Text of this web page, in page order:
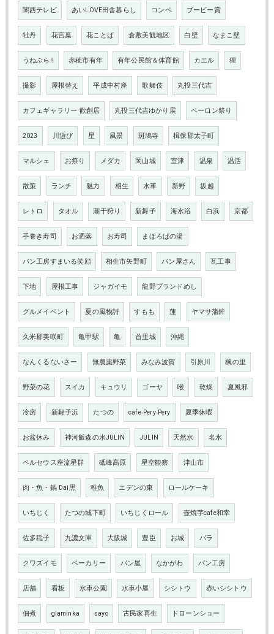
関西テレビ あいLOVE田舎暮らし コンペ ブービー賞
牡丹 花言葉 花ことば 倉敷美観地区 白壁 なまこ壁
うねぶら‼ 赤穂市有年 有年公民館＆体育館 カエル 狸
撮影 屋根替え 平成中村座 歌舞伎 丸投三代吉
カフェギャラリー 歡創居 丸投三代吉ゆかり展 ペーロン祭り
2023 川遊び 星 風景 斑鳩寺 揖保郡太子町
マルシェ お祭り メダカ 岡山城 室津 温泉 温活
散策 ランチ 魅力 相生 水車 新野 坂越
レトロ タオル 潮干狩り 新舞子 海水浴 白浜 京都
手巻き寿司 お洒落 お寿司 まほろばの湯
パン工房すまいる笑顔 相生市矢野町 パン屋さん 瓦工事
下地 屋根工事 ジャガイモ 龍野ブランドめし
グルメイベント 夏の風物詩 すもも 蓮 ヤマサ蒲鉾
久米郡美咲町 亀甲駅 亀 首里城 沖縄
なんくるないさー 無農薬野菜 みなみ波賀 引原川 楓の里
野菜の花 スイカ キュウリ ゴーヤ 喉 乾燥 夏風邪
冷房 新舞子浜 たつの cafe Pery Pery 夏季休暇
お盆休み 神河飯森の水JULIN JULIN 天然水 名水
ペルセウス座流星群 砥峰高原 星空観察 津山市
肉・魚・鍋 Dai黒 稚魚 エデンの東 ロールケーキ
いちじく たつの城下町 いちじくロール 壺焼芋cafe和幸
佐多稲子 九濃文庫 大阪城 豊臣 お城 バラ
クワズイモ ベーカリー パン屋 なかがわ パン工房
店舗 看板 水車公園 水車小屋 シシトウ 赤いシシトウ
佃煮 glaminka sayo 古民家再生 ドローンショー